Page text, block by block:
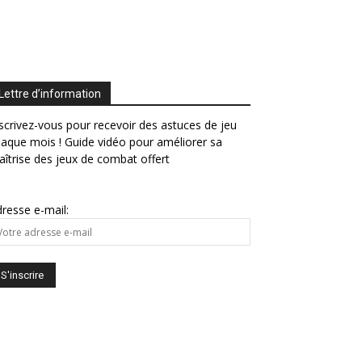
Lettre d’information
vous pour recevoir des astuces de jeu
mois ! Guide vidéo pour améliorer sa
des jeux de combat offert
e-mail: